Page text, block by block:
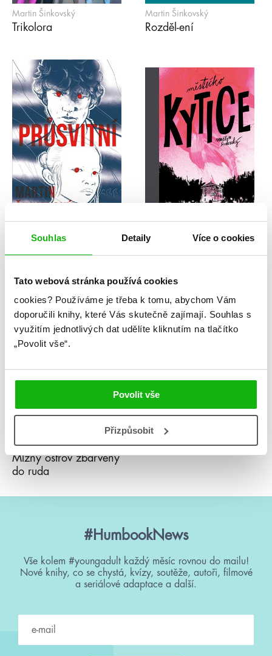
Souhlas Detaily Více o cookies
Tato webová stránka používá cookies
cookies? Používáme je třeba k tomu, abychom Vám
doporučili knihy, které Vás skutečně zajímají. Souhlas s
využitím jednotlivých dat udělíte kliknutím na tlačítko
„Povolit vše“.
Povolit vše
Přizpůsobit
Martin Šinkovský
Trikolora
Martin Šinkovský
Rozděl-ení
Martin Šinkovský
Průsvitní
Martin Šinkovský
Městečko Kytice
Martin Šinkovský
Mlžný ostrov zbarvený
do ruda
#HumbookNews
Vše kolem #youngadult každý měsíc rovnou do mailu!
Nové knihy, co se chystá, kvízy, soutěže, autoři, filmové
a seriálové adaptace a další.